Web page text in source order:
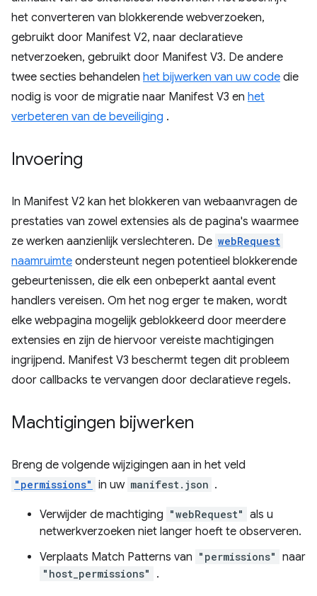
het converteren van blokkerende webverzoeken,
gebruikt door Manifest V2, naar declaratieve
netverzoeken, gebruikt door Manifest V3. De andere
twee secties behandelen het bijwerken van uw code die
nodig is voor de migratie naar Manifest V3 en het
verbeteren van de beveiliging .
Invoering
In Manifest V2 kan het blokkeren van webaanvragen de
prestaties van zowel extensies als de pagina's waarmee
ze werken aanzienlijk verslechteren. De webRequest
naamruimte ondersteunt negen potentieel blokkerende
gebeurtenissen, die elk een onbeperkt aantal event
handlers vereisen. Om het nog erger te maken, wordt
elke webpagina mogelijk geblokkeerd door meerdere
extensies en zijn de hiervoor vereiste machtigingen
ingrijpend. Manifest V3 beschermt tegen dit probleem
door callbacks te vervangen door declaratieve regels.
Machtigingen bijwerken
Breng de volgende wijzigingen aan in het veld
"permissions" in uw manifest.json .
Verwijder de machtiging "webRequest" als u
netwerkverzoeken niet langer hoeft te observeren.
Verplaats Match Patterns van "permissions" naar
"host_permissions" .